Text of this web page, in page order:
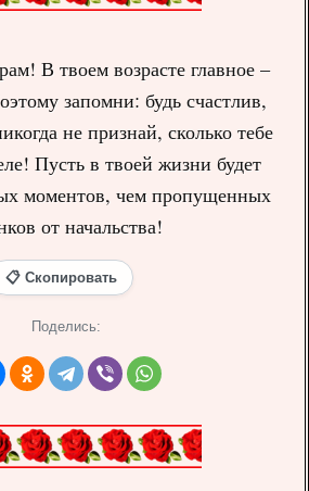
В твоем возрасте главное –
запомни: будь счастлив,
не признай, сколько тебе
Пусть в твоей жизни будет
моментов, чем пропущенных
от начальства!
📋 Скопировать
Поделись: